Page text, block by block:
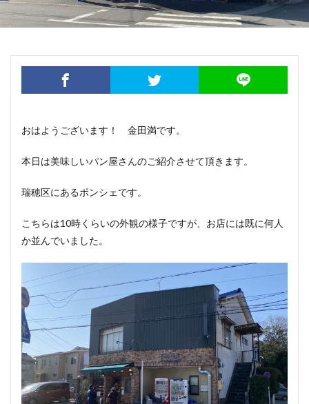
おはようございます！ 金田満です。
本日は美味しいパン屋さんのご紹介させて頂きます。
瑞穂区にあるポンシェです。
こちらは10時くらいの外観の様子ですが、お店には既に何人
か並んでいました。